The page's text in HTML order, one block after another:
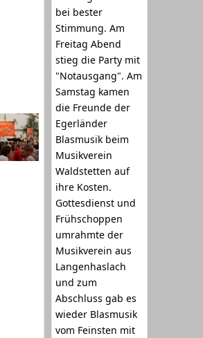
bei bester
Stimmung. Am
Freitag Abend
stieg die Party mit
"Notausgang". Am
Samstag kamen
die Freunde der
Egerländer
Blasmusik beim
Musikverein
Waldstetten auf
ihre Kosten.
Gottesdienst und
Frühschoppen
umrahmte der
Musikverein aus
Langenhaslach
und zum
Abschluss gab es
wieder Blasmusik
vom Feinsten mit